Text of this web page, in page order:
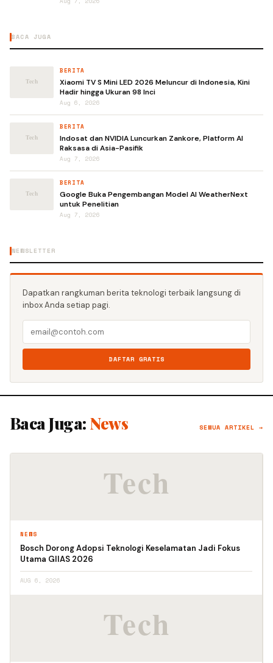
BACA JUGA
BERITA
Xiaomi TV S Mini LED 2026 Meluncur di Indonesia, Kini
Hadir hingga Ukuran 98 Inci
Aug 6, 2026
BERITA
Indosat dan NVIDIA Luncurkan Zankore, Platform AI
Raksasa di Asia-Pasifik
Aug 7, 2026
BERITA
Google Buka Pengembangan Model AI WeatherNext
untuk Penelitian
Aug 7, 2026
NEWSLETTER
Dapatkan rangkuman berita teknologi terbaik langsung di
inbox Anda setiap pagi.
DAFTAR GRATIS
Baca Juga: News SEMUA ARTIKEL →
NEWS
Bosch Dorong Adopsi Teknologi Keselamatan Jadi Fokus
Utama GIIAS 2026
AUG 6, 2026